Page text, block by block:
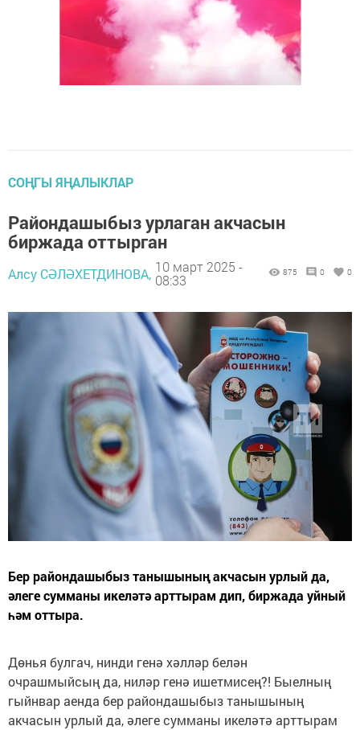
СОҢГЫ ЯҢАЛЫКЛАР
Райондашыбыз урлаган акчасын
биржада оттырган
Алсу СӘЛӘХЕТДИНОВА, 10 март 2025 -
08:33
875 0 0
Бер райондашыбыз танышының акчасын урлый да,
әлеге сумманы икеләтә арттырам дип, биржада уйный
һәм оттыра.
Дөнья булгач, нинди генә хәлләр белән
очрашмыйсың да, ниләр генә ишетмисең?! Быелның
гыйнвар аенда бер райондашыбыз танышының
акчасын урлый да, әлеге сумманы икеләтә арттырам